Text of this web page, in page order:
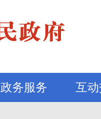
政务服务 互